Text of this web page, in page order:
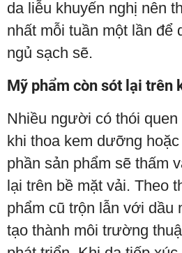
da liễu khuyến nghị nên
nhất mỗi tuần một lần để
ngủ sạch sẽ.
Mỹ phẩm còn sót lại trên
Nhiều người có thói quen
khi thoa kem dưỡng
phần sản phẩm sẽ thấm
lại trên bề mặt vải. Theo
phẩm cũ trộn lẫn với dầu
tạo thành môi trường